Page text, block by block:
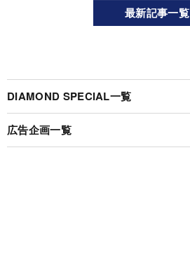
最新記事一覧
DIAMOND SPECIAL一覧
広告企画一覧